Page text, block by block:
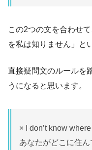
この2つの文を合わせ
を私は知りません」と
直接疑問文のルールを
うになると思います。
× I don’t know
あなたがどこに住